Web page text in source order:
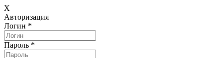
X
Авторизация
Логин *
Пароль *